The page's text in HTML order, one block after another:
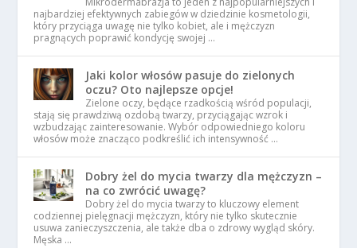
najbardziej efektywnych zabiegów w dziedzinie kosmetologii,
który przyciąga uwagę nie tylko kobiet, ale i mężczyzn
pragnących poprawić kondycję swojej …
Jaki kolor włosów pasuje do zielonych
oczu? Oto najlepsze opcje!
Zielone oczy, będące rzadkością wśród populacji,
stają się prawdziwą ozdobą twarzy, przyciągając wzrok i
wzbudzając zainteresowanie. Wybór odpowiedniego koloru
włosów może znacząco podkreślić ich intensywność …
Dobry żel do mycia twarzy dla mężczyzn –
na co zwrócić uwagę?
Dobry żel do mycia twarzy to kluczowy element
codziennej pielęgnacji mężczyzn, który nie tylko skutecznie
usuwa zanieczyszczenia, ale także dba o zdrowy wygląd skóry.
Męska …